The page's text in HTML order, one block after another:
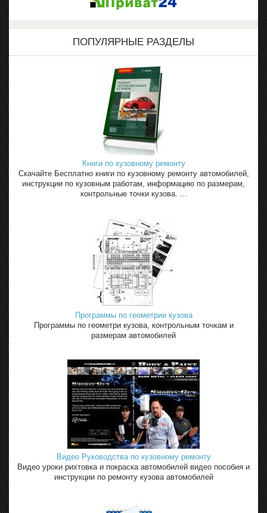
ПОПУЛЯРНЫЕ РАЗДЕЛЫ
Книги по кузовному ремонту
Скачайте Бесплатно книги по кузовному ремонту автомобилей,
инструкции по кузовным работам, информацию по размерам,
контрольные точки кузова. ...
Программы по геометрии кузова
Программы по геометри кузова, контрольным точкам и
размерам автомобилей
Видео Руководства по кузовному ремонту
Видео уроки рихтовка и покраска автомобилей видео пособия и
инструкции по ремонту кузова автомобилей